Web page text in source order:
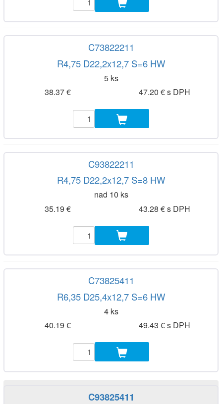
C73822211
R4,75 D22,2x12,7 S=6 HW
5 ks
38.37 €
47.20 € s DPH
C93822211
R4,75 D22,2x12,7 S=8 HW
nad 10 ks
35.19 €
43.28 € s DPH
C73825411
R6,35 D25,4x12,7 S=6 HW
4 ks
40.19 €
49.43 € s DPH
C93825411